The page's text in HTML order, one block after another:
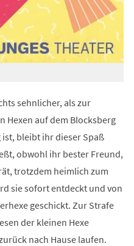
sehnlicher, als zur
Hexen auf dem Blocksberg
ist, bleibt ihr dieser Spaß
obwohl ihr bester Freund,
trotzdem heimlich zum
sie sofort entdeckt und von
geschickt. Zur Strafe
der kleinen Hexe
nach Hause laufen.